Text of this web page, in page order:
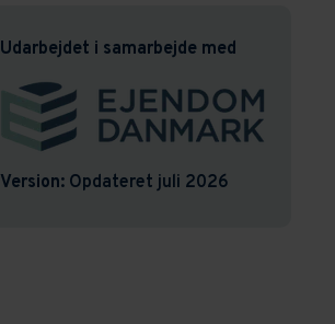
Udarbejdet i samarbejde med
Version:Opdateret juli 2026